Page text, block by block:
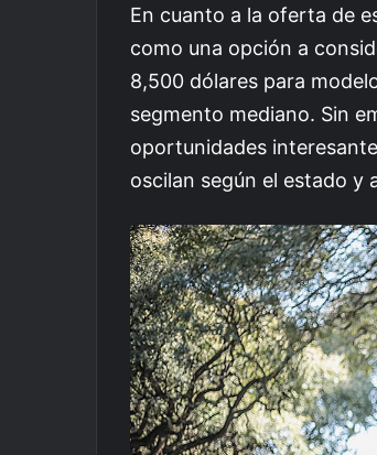
En cuanto a la oferta de
como una opción a
8,500 dólares para
segmento mediano. Sin
oportunidades
oscilan según el estado y